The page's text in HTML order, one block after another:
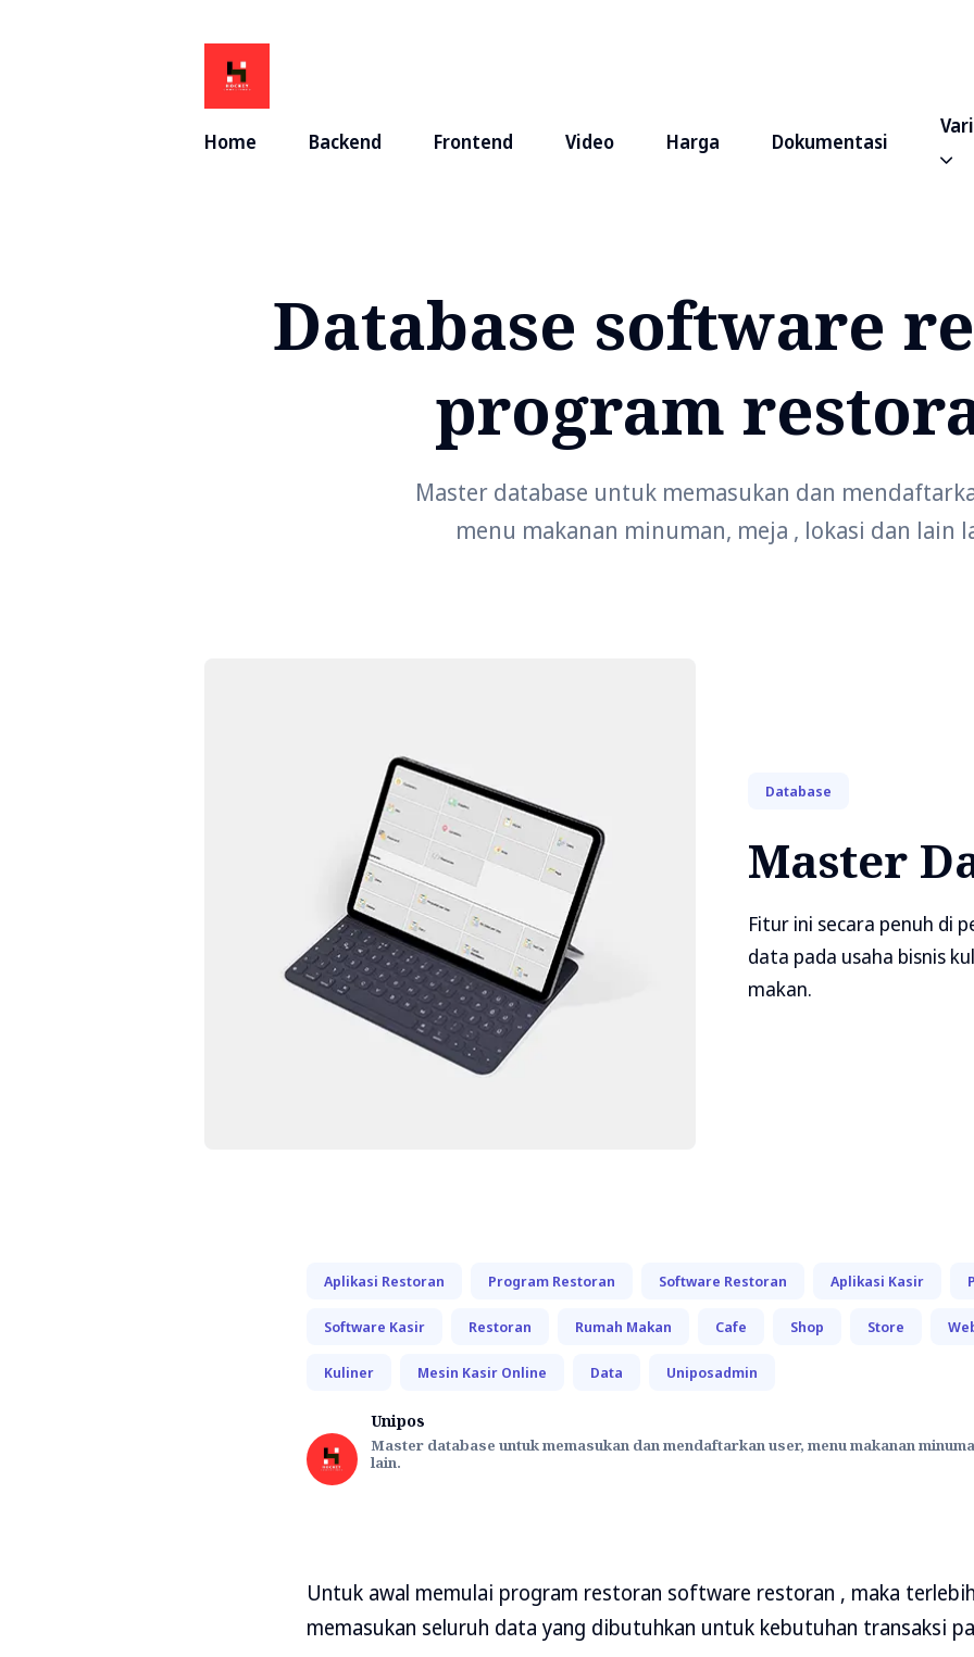
Home Backend Frontend Video Harga Dokumentasi
Database software
program
Master database untuk memasukan dan
menu makanan minuman, meja , lokasi dan lain
Database
Master
Fitur ini secara penuh di
data pada usaha bisnis
makan.
Aplikasi Restoran Program Restoran Software Restoran Aplikasi Kasir
Software Kasir Restoran Rumah Makan Cafe Shop Store
Kuliner Mesin Kasir Online Data Uniposadmin
Unipos
Master database untuk memasukan dan mendaftarkan user, menu makanan
lain.
Untuk awal memulai program restoran software restoran , maka
memasukan seluruh data yang dibutuhkan untuk kebutuhan transaksi